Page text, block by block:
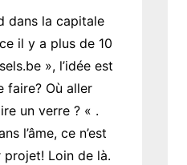
dans la capitale
il y a plus de 10
», l’idée est
faire? Où aller
un verre ? « .
l’âme, ce n’est
projet! Loin de là.